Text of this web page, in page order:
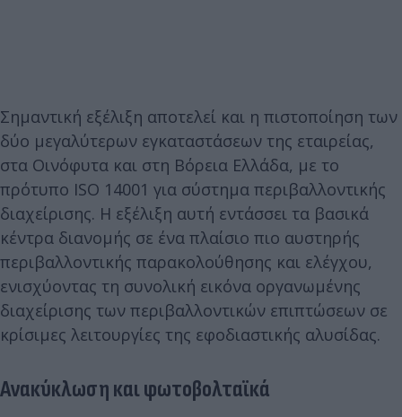
Σημαντική εξέλιξη αποτελεί και η πιστοποίηση των
δύο μεγαλύτερων εγκαταστάσεων της εταιρείας,
στα Οινόφυτα και στη Βόρεια Ελλάδα, με το
πρότυπο ISO 14001 για σύστημα περιβαλλοντικής
διαχείρισης. Η εξέλιξη αυτή εντάσσει τα βασικά
κέντρα διανομής σε ένα πλαίσιο πιο αυστηρής
περιβαλλοντικής παρακολούθησης και ελέγχου,
ενισχύοντας τη συνολική εικόνα οργανωμένης
διαχείρισης των περιβαλλοντικών επιπτώσεων σε
κρίσιμες λειτουργίες της εφοδιαστικής αλυσίδας.
Ανακύκλωση και φωτοβολταϊκά